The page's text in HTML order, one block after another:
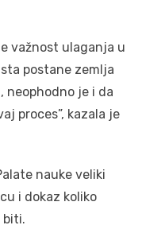
važnost ulaganja u
postane zemlja
neophodno je i da
proces”, kazala je
nauke veliki
i dokaz koliko
biti.